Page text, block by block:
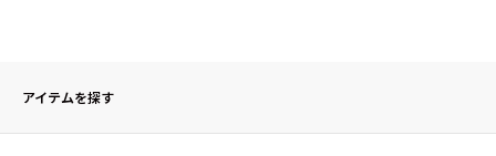
アイテムを探す